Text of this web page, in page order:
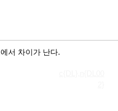
서 차이가 난다.